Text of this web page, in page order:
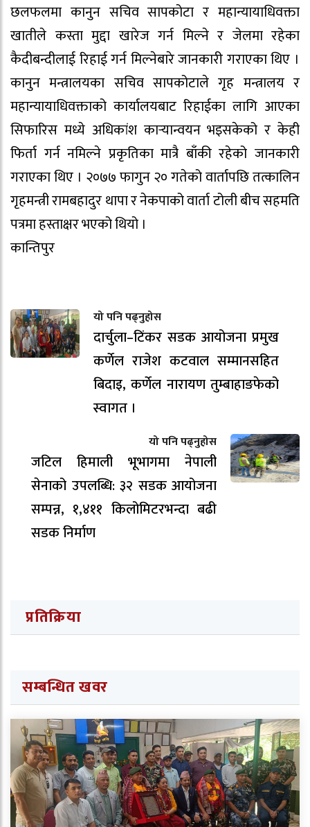
छलफलमा कानुन सचिव सापकोटा र महान्यायाधिवक्ता
खातीले कस्ता मुद्दा खारेज गर्न मिल्ने र जेलमा रहेका
कैदीबन्दीलाई रिहाई गर्न मिल्नेबारे जानकारी गराएका थिए ।
कानुन मन्त्रालयका सचिव सापकोटाले गृह मन्त्रालय र
महान्यायाधिवक्ताको कार्यालयबाट रिहाईका लागि आएका
सिफारिस मध्ये अधिकांश कार्‍यान्वयन भइसकेको र केही
फिर्ता गर्न नमिल्ने प्रकृतिका मात्रै बाँकी रहेको जानकारी
गराएका थिए । २०७७ फागुन २० गतेको वार्तापछि तत्कालिन
गृहमन्त्री रामबहादुर थापा र नेकपाको वार्ता टोली बीच सहमति
पत्रमा हस्ताक्षर भएको थियो ।
कान्तिपुर
यो पनि पढ्नुहोस
दार्चुला–टिंकर सडक आयोजना प्रमुख
कर्णेल राजेश कटवाल सम्मानसहित
बिदाइ, कर्णेल नारायण तुम्बाहाङफेको
स्वागत ।
यो पनि पढ्नुहोस
जटिल हिमाली भूभागमा नेपाली
सेनाको उपलब्धि: ३२ सडक आयोजना
सम्पन्न, १,४११ किलोमिटरभन्दा बढी
सडक निर्माण
प्रतिक्रिया
सम्बन्धित खवर